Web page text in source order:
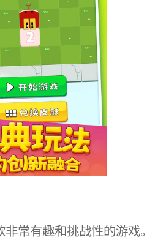
常有趣和挑战性的游戏。